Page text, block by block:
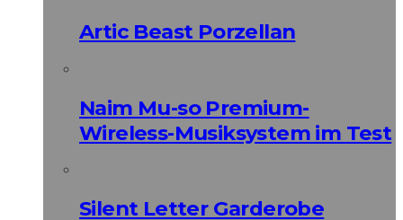
Artic Beast Porzellan
Naim Mu-so Premium-
Wireless-Musiksystem im Test
Silent Letter Garderobe